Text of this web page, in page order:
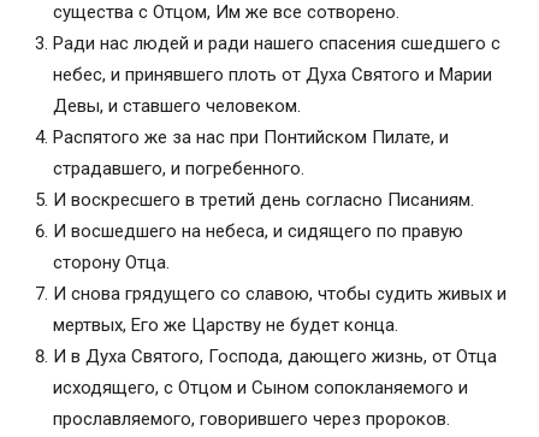
существа с Отцом, Им же все сотворено.
Ради нас людей и ради нашего спасения сшедшего с
небес, и принявшего плоть от Духа Святого и Марии
Девы, и ставшего человеком.
Распятого же за нас при Понтийском Пилате, и
страдавшего, и погребенного.
И воскресшего в третий день согласно Писаниям.
И восшедшего на небеса, и сидящего по правую
сторону Отца.
И снова грядущего со славою, чтобы судить живых и
мертвых, Его же Царству не будет конца.
И в Духа Святого, Господа, дающего жизнь, от Отца
исходящего, с Отцом и Сыном сопокланяемого и
прославляемого, говорившего через пророков.